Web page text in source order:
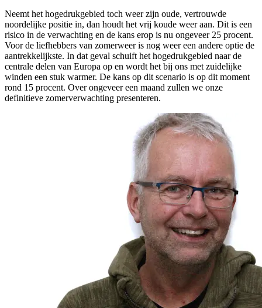
Neemt het hogedrukgebied toch weer zijn oude, vertrouwde
noordelijke positie in, dan houdt het vrij koude weer aan. Dit is een
risico in de verwachting en de kans erop is nu ongeveer 25 procent.
Voor de liefhebbers van zomerweer is nog weer een andere optie de
aantrekkelijkste. In dat geval schuift het hogedrukgebied naar de
centrale delen van Europa op en wordt het bij ons met zuidelijke
winden een stuk warmer. De kans op dit scenario is op dit moment
rond 15 procent. Over ongeveer een maand zullen we onze
definitieve zomerverwachting presenteren.